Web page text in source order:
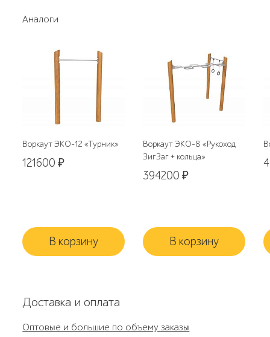
Аналоги
Воркаут ЭКО-12 «Турник»
121600₽
В корзину
Воркаут ЭКО-8 «Рукоход
ЗигЗаг + кольца»
394200₽
В корзину
Доставка и оплата
Оптовые и большие по объему заказы